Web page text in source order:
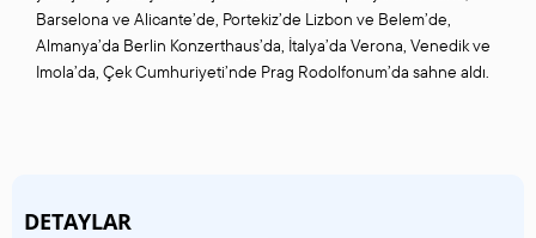
Barselona ve Alicante’de, Portekiz’de Lizbon ve Belem’de,
Almanya’da Berlin Konzerthaus’da, İtalya’da Verona, Venedik ve
Imola’da, Çek Cumhuriyeti’nde Prag Rodolfonum’da sahne aldı.
DETAYLAR